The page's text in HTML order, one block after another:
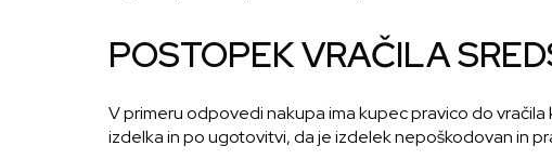
POSTOPEK VRAČILA
V primeru odpovedi nakupa ima kupec pravico do
izdelka in po ugotovitvi, da je izdelek nepoškodovan in